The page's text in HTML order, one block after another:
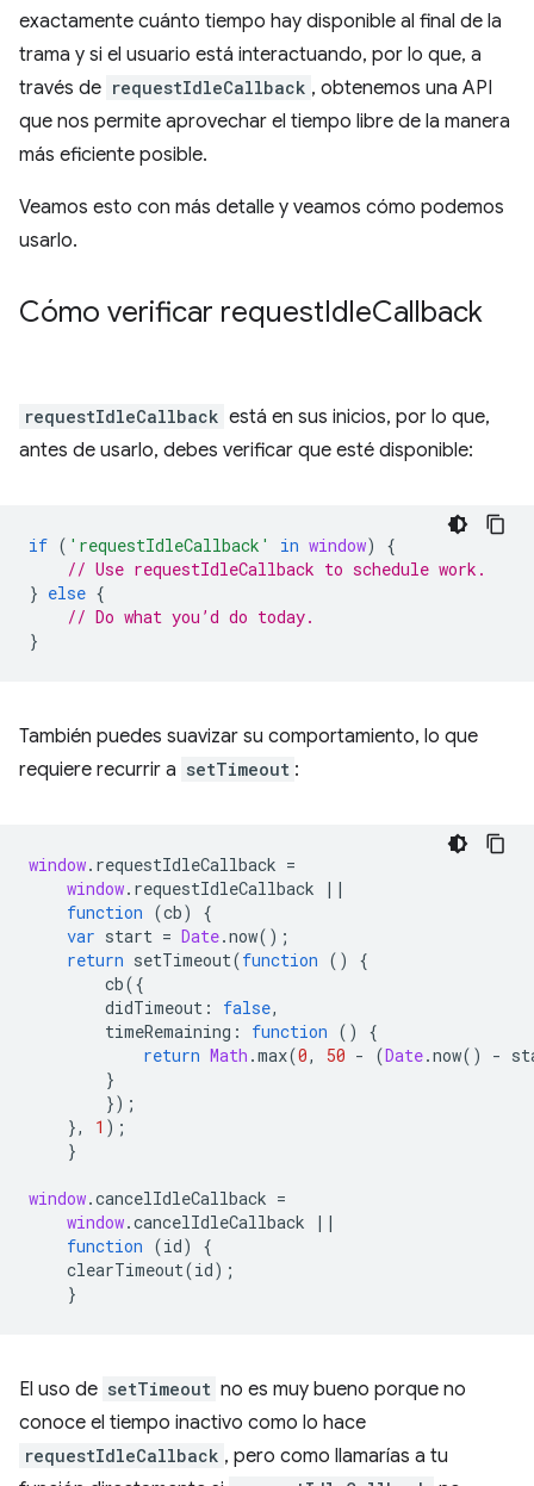
exactamente cuánto tiempo hay disponible al final de la
trama y si el usuario está interactuando, por lo que, a
través de requestIdleCallback , obtenemos una API
que nos permite aprovechar el tiempo libre de la manera
más eficiente posible.
Veamos esto con más detalle y veamos cómo podemos
usarlo.
Cómo verificar requestIdleCallback
requestIdleCallback está en sus inicios, por lo que,
antes de usarlo, debes verificar que esté disponible:
if ( 'requestIdleCallback' in window)
{
// Use requestIdleCallback to schedule work.
} else {
// Do what you’d do today.
}
También puedes suavizar su comportamiento, lo que
requiere recurrir a setTimeout :
window. requestIdleCallback =
window. requestIdleCallback
||
function (cb)
{
var start = Date.now();
return setTimeout(function ()
{
cb({
didTimeout : false,
timeRemaining : function ()
{
return Math .max(0, 50 - (Date.now() -
}
});
},
1 );
}
window.cancelIdleCallback =
window.cancelIdleCallback
||
function (id)
{
clearTimeout(id);
}
El uso de setTimeout no es muy bueno porque no
conoce el tiempo inactivo como lo hace
requestIdleCallback , pero como llamarías a tu